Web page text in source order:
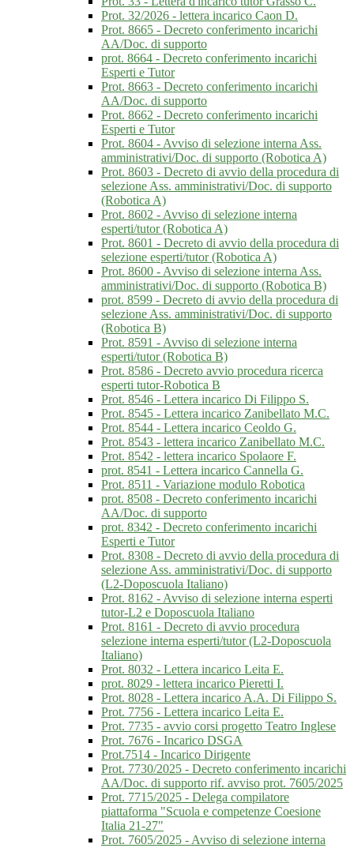
Prot. 32/2026 - lettera incarico Caon D.
Prot. 8665 - Decreto conferimento incarichi
AA/Doc. di supporto
prot. 8664 - Decreto conferimento incarichi
Esperti e Tutor
Prot. 8663 - Decreto conferimento incarichi
AA/Doc. di supporto
Prot. 8662 - Decreto conferimento incarichi
Esperti e Tutor
Prot. 8604 - Avviso di selezione interna Ass.
amministrativi/Doc. di supporto (Robotica A)
Prot. 8603 - Decreto di avvio della procedura di
selezione Ass. amministrativi/Doc. di supporto
(Robotica A)
Prot. 8602 - Avviso di selezione interna
esperti/tutor (Robotica A)
Prot. 8601 - Decreto di avvio della procedura di
selezione esperti/tutor (Robotica A)
Prot. 8600 - Avviso di selezione interna Ass.
amministrativi/Doc. di supporto (Robotica B)
prot. 8599 - Decreto di avvio della procedura di
selezione Ass. amministrativi/Doc. di supporto
(Robotica B)
Prot. 8591 - Avviso di selezione interna
esperti/tutor (Robotica B)
Prot. 8586 - Decreto avvio procedura ricerca
esperti tutor-Robotica B
Prot. 8546 - Lettera incarico Di Filippo S.
Prot. 8545 - Lettera incarico Zanibellato M.C.
Prot. 8544 - Lettera incarico Ceoldo G.
Prot. 8543 - lettera incarico Zanibellato M.C.
Prot. 8542 - lettera incarico Spolaore F.
prot. 8541 - Lettera incarico Cannella G.
Prot. 8511 - Variazione modulo Robotica
prot. 8508 - Decreto conferimento incarichi
AA/Doc. di supporto
prot. 8342 - Decreto conferimento incarichi
Esperti e Tutor
Prot. 8308 - Decreto di avvio della procedura di
selezione Ass. amministrativi/Doc. di supporto
(L2-Doposcuola Italiano)
Prot. 8162 - Avviso di selezione interna esperti
tutor-L2 e Doposcuola Italiano
Prot. 8161 - Decreto di avvio procedura
selezione interna esperti/tutor (L2-Doposcuola
Italiano)
Prot. 8032 - Lettera incarico Leita E.
prot. 8029 - lettera incarico Pieretti I.
Prot. 8028 - Lettera incarico A.A. Di Filippo S.
Prot. 7756 - Lettera incarico Leita E.
Prot. 7735 - avvio corsi progetto Teatro Inglese
Prot. 7676 - Incarico DSGA
Prot.7514 - Incarico Dirigente
Prot. 7730/2025 - Decreto conferimento incarichi
AA/Doc. di supporto rif. avviso prot. 7605/2025
Prot. 7715/2025 - Delega compilatore
piattaforma "Scuola e competenze Coesione
Italia 21-27"
Prot. 7605/2025 - Avviso di selezione interna